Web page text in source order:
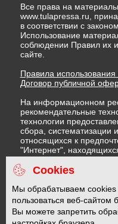
Все права на
www.tulapressa.ru,
в соответствии с
Использование
соблюдении Правил их
сайте.
Правила
Договор публичной
На информационном
рекомендательные
технологии
сбора, систематизации
относящихся к
"Интернет",
Федерации)
Правила применения
Политика в отношении
Политика обработки
16 +
Cookies
Мы обрабатываем cookies
пользоваться веб-сайтом
Вы можете запретить